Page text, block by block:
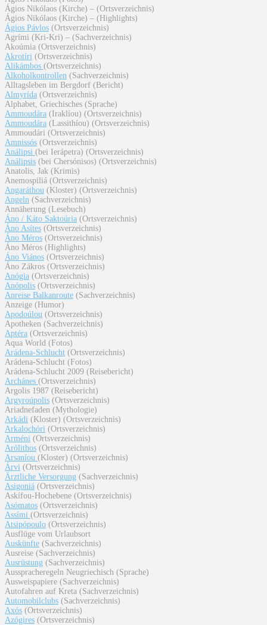
Ágios Nikólaos (Kirche) – (Ortsverzeichnis)
Ágios Nikólaos (Kirche) – (Highlights)
Ágios Pávlos (Ortsverzeichnis)
Agrími (Kri-Kri) – (Sachverzeichnis)
Akoúmia (Ortsverzeichnis)
Akrotíri (Ortsverzeichnis)
Alikámbos (Ortsverzeichnis)
Alkoholkontrollen (Sachverzeichnis)
Alltagsleben im Bergdorf (Bericht)
Almyrída (Ortsverzeichnis)
Alphabet, Griechisches (Sprache)
Ammoudára (Iraklíou) (Ortsverzeichnis)
Ammoudára (Lassithíou) (Ortsverzeichnis)
Ammoudári (Ortsverzeichnis)
Amnissós (Ortsverzeichnis)
Análipsi (bei Ierápetra) (Ortsverzeichnis)
Análipsis (bei Chersónisos) (Ortsverzeichnis)
Anatolis, Jak (Krimis)
Anemospiliá (Ortsverzeichnis)
Angaráthou (Kloster) (Ortsverzeichnis)
Angeln (Sachverzeichnis)
Annäherung (Lesebuch)
Áno / Káto Saktoúria (Ortsverzeichnis)
Áno Asítes (Ortsverzeichnis)
Áno Méros (Ortsverzeichnis)
Áno Méros (Highlights)
Áno Viános (Ortsverzeichnis)
Áno Zákros (Ortsverzeichnis)
Anógia (Ortsverzeichnis)
Anópolis (Ortsverzeichnis)
Anreise Balkanroute (Sachverzeichnis)
Anzeige (Humor)
Apodoúlou (Ortsverzeichnis)
Apotheken (Sachverzeichnis)
Aptéra (Ortsverzeichnis)
Aqua World (Fotos)
Arádena-Schlucht (Ortsverzeichnis)
Arádena-Schlucht (Fotos)
Arádena-Schlucht 2009 (Reisebericht)
Archánes (Ortsverzeichnis)
Argolis 1987 (Reisebericht)
Argyroúpolis (Ortsverzeichnis)
Ariadnefaden (Mythologie)
Arkádi (Kloster) (Ortsverzeichnis)
Arkalochóri (Ortsverzeichnis)
Arméni (Ortsverzeichnis)
Arólithos (Ortsverzeichnis)
Arsaníou (Kloster) (Ortsverzeichnis)
Árvi (Ortsverzeichnis)
Ärztliche Versorgung (Sachverzeichnis)
Asigoniá (Ortsverzeichnis)
Askífou-Hochebene (Ortsverzeichnis)
Asómatos (Ortsverzeichnis)
Assími (Ortsverzeichnis)
Atsipópoulo (Ortsverzeichnis)
Ausflüge vom Urlaubsort
Auskünfte (Sachverzeichnis)
Ausreise (Sachverzeichnis)
Ausrüstung (Sachverzeichnis)
Ausspracheregeln Neugriechisch (Sprache)
Ausweispapiere (Sachverzeichnis)
Autofahren auf Kreta (Sachverzeichnis)
Automobilclubs (Sachverzeichnis)
Axós (Ortsverzeichnis)
Azógires (Ortsverzeichnis)